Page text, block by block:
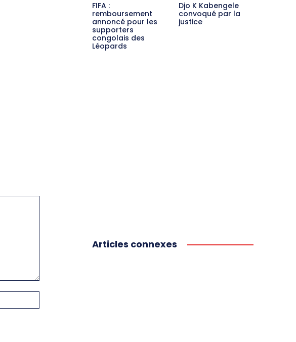
Internet:
FIFA :
remboursement
annoncé pour les
supporters
congolais des
Léopards
Djo K Kabengele
convoqué par la
justice
Articles connexes